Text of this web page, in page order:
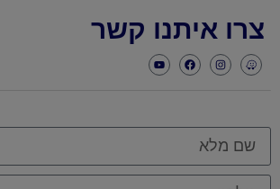
צרו איתנו קשר